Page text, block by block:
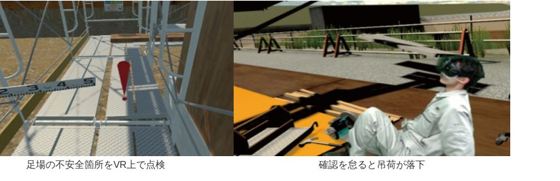
足場の不安全箇所をVR上で点検 確認を怠ると吊荷が落下